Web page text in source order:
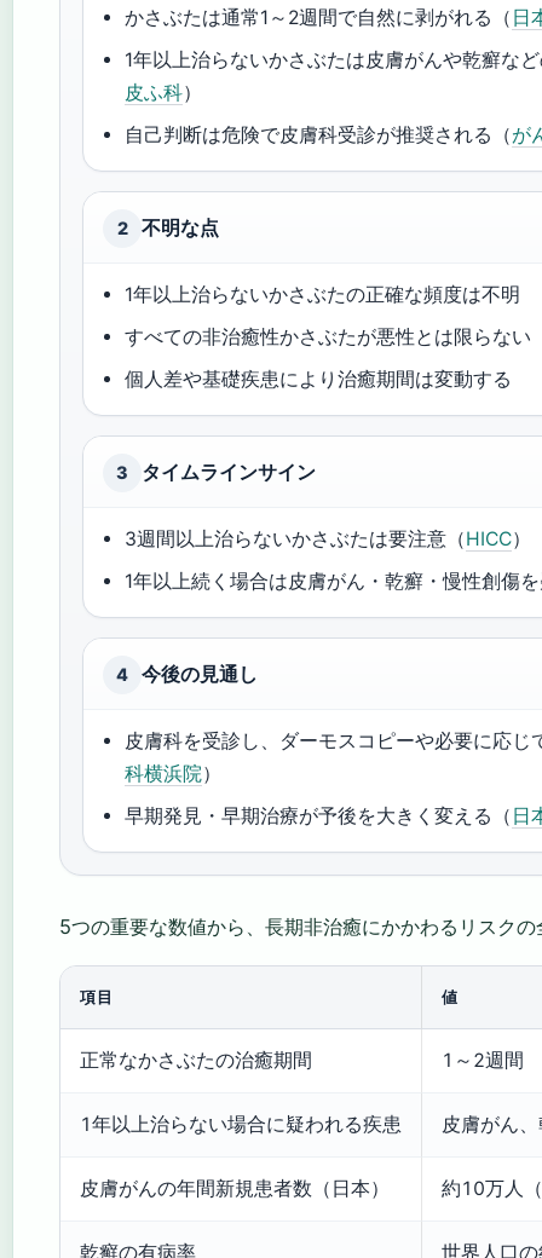
かさぶたは通常1～2週間で自然に剥がれる（ 日
1年以上治らないかさぶたは皮膚がんや乾癬な
皮ふ科）
自己判断は危険で皮膚科受診が推奨される（が
2 不明な点
1年以上治らないかさぶたの正確な頻度は不明
すべての非治癒性かさぶたが悪性とは限らない
個人差や基礎疾患により治癒期間は変動する
3 タイムラインサイン
3週間以上治らないかさぶたは要注意（HICC）
1年以上続く場合は皮膚がん・乾癬・慢性創傷
4 今後の見通し
皮膚科を受診し、ダーモスコピーや必要に応じ
科横浜院）
早期発見・早期治療が予後を大きく変える（ 日
5つの重要な数値から、長期非治癒にかかわるリスク
項目 値
正常なかさぶたの治癒期間 1～2週間
1年以上治らない場合に疑われる疾患 皮膚がん
皮膚がんの年間新規患者数（日本） 約10万人
乾癬の有病率 世界人口